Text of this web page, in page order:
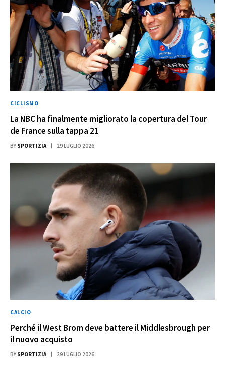
CICLISMO
La NBC ha finalmente migliorato la copertura del Tour
de France sulla tappa 21
BY SPORTIZIA 29 LUGLIO 2026
CALCIO
Perché il West Brom deve battere il Middlesbrough per
il nuovo acquisto
BY SPORTIZIA 29 LUGLIO 2026